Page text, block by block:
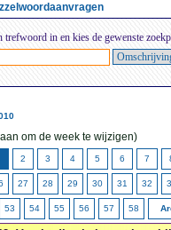
trefwoord in en kies de gewenste
om de week te wijzigen)
2 3 4 5 6 7
27 28 29 30 31 32
53 54 55 56 57 58